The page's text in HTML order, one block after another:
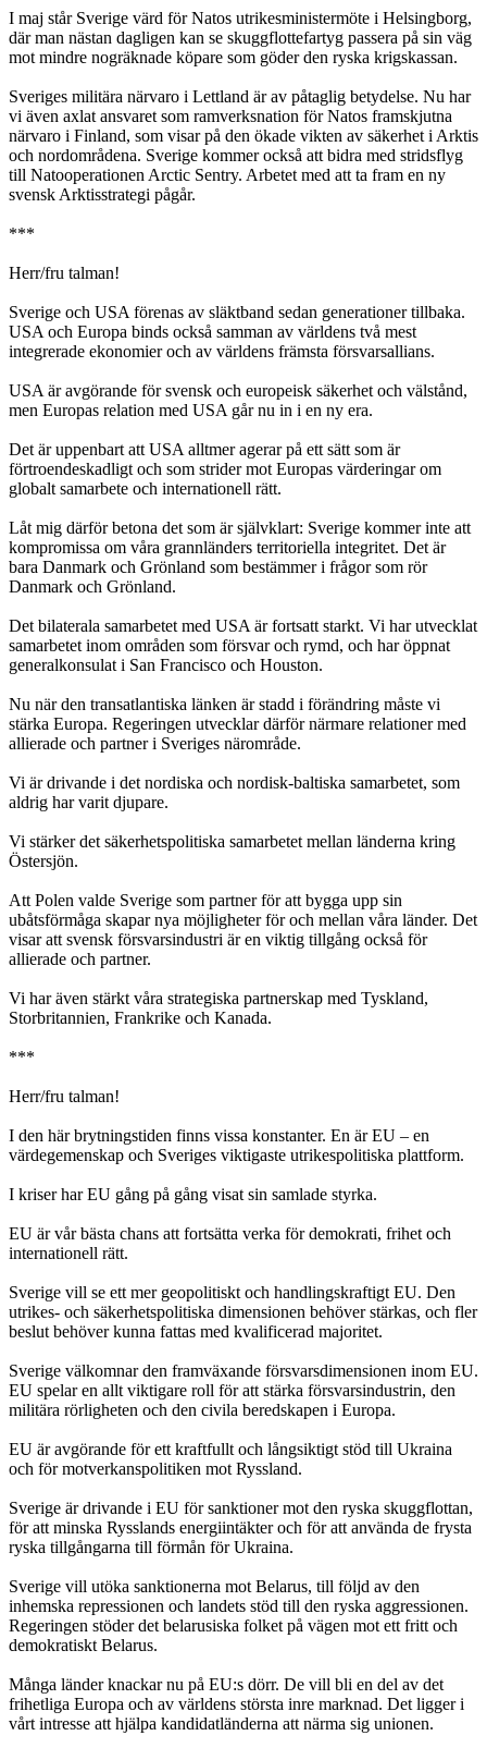
I maj står Sverige värd för Natos utrikesministermöte i Helsingborg,
där man nästan dagligen kan se skuggflottefartyg passera på sin väg
mot mindre nogräknade köpare som göder den ryska krigskassan.
Sveriges militära närvaro i Lettland är av påtaglig betydelse. Nu har
vi även axlat ansvaret som ramverksnation för Natos framskjutna
närvaro i Finland, som visar på den ökade vikten av säkerhet i Arktis
och nordområdena. Sverige kommer också att bidra med stridsflyg
till Natooperationen Arctic Sentry. Arbetet med att ta fram en ny
svensk Arktisstrategi pågår.
***
Herr/fru talman!
Sverige och USA förenas av släktband sedan generationer tillbaka.
USA och Europa binds också samman av världens två mest
integrerade ekonomier och av världens främsta försvarsallians.
USA är avgörande för svensk och europeisk säkerhet och välstånd,
men Europas relation med USA går nu in i en ny era.
Det är uppenbart att USA alltmer agerar på ett sätt som är
förtroendeskadligt och som strider mot Europas värderingar om
globalt samarbete och internationell rätt.
Låt mig därför betona det som är självklart: Sverige kommer inte att
kompromissa om våra grannländers territoriella integritet. Det är
bara Danmark och Grönland som bestämmer i frågor som rör
Danmark och Grönland.
Det bilaterala samarbetet med USA är fortsatt starkt. Vi har utvecklat
samarbetet inom områden som försvar och rymd, och har öppnat
generalkonsulat i San Francisco och Houston.
Nu när den transatlantiska länken är stadd i förändring måste vi
stärka Europa. Regeringen utvecklar därför närmare relationer med
allierade och partner i Sveriges närområde.
Vi är drivande i det nordiska och nordisk-baltiska samarbetet, som
aldrig har varit djupare.
Vi stärker det säkerhetspolitiska samarbetet mellan länderna kring
Östersjön.
Att Polen valde Sverige som partner för att bygga upp sin
ubåtsförmåga skapar nya möjligheter för och mellan våra länder. Det
visar att svensk försvarsindustri är en viktig tillgång också för
allierade och partner.
Vi har även stärkt våra strategiska partnerskap med Tyskland,
Storbritannien, Frankrike och Kanada.
***
Herr/fru talman!
I den här brytningstiden finns vissa konstanter. En är EU – en
värdegemenskap och Sveriges viktigaste utrikespolitiska plattform.
I kriser har EU gång på gång visat sin samlade styrka.
EU är vår bästa chans att fortsätta verka för demokrati, frihet och
internationell rätt.
Sverige vill se ett mer geopolitiskt och handlingskraftigt EU. Den
utrikes- och säkerhetspolitiska dimensionen behöver stärkas, och fler
beslut behöver kunna fattas med kvalificerad majoritet.
Sverige välkomnar den framväxande försvarsdimensionen inom EU.
EU spelar en allt viktigare roll för att stärka försvarsindustrin, den
militära rörligheten och den civila beredskapen i Europa.
EU är avgörande för ett kraftfullt och långsiktigt stöd till Ukraina
och för motverkanspolitiken mot Ryssland.
Sverige är drivande i EU för sanktioner mot den ryska skuggflottan,
för att minska Rysslands energiintäkter och för att använda de frysta
ryska tillgångarna till förmån för Ukraina.
Sverige vill utöka sanktionerna mot Belarus, till följd av den
inhemska repressionen och landets stöd till den ryska aggressionen.
Regeringen stöder det belarusiska folket på vägen mot ett fritt och
demokratiskt Belarus.
Många länder knackar nu på EU:s dörr. De vill bli en del av det
frihetliga Europa och av världens största inre marknad. Det ligger i
vårt intresse att hjälpa kandidatländerna att närma sig unionen.